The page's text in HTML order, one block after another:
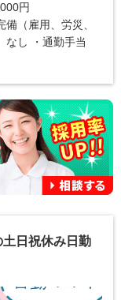
円
（雇用、労災、
なし ・通勤手当
日祝休み日勤